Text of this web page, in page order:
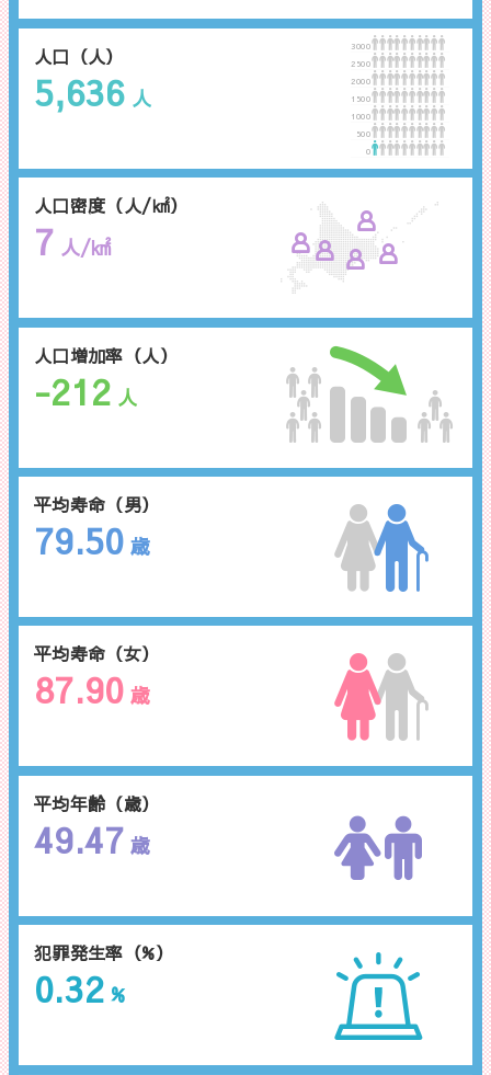
人口密度（人/㎢）
7 人/㎢
平均寿命（男）
79.50 歳
平均年齢（歳）
49.47 歳
人口（人）
5,636 人
3000
2500
2000
1500
1000
500
0
人口増加率（人）
-212 人
平均寿命（女）
87.90 歳
犯罪発生率（%）
0.32 %